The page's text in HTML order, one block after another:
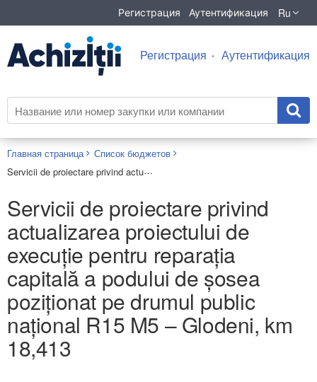
Регистрация Аутентификация Ru
Регистрация Аутентификация
Главная страница
Список бюджетов
Servicii de proiectare privind actualizarea proiectului de execuție pentru reparația capitală a podului de șosea poziționat pe drumul public național R15 M5 – Glodeni, km 18,413
Servicii de proiectare privind
actualizarea proiectului de
execuție pentru reparația
capitală a podului de șosea
poziționat pe drumul public
național R15 M5 – Glodeni, km
18,413